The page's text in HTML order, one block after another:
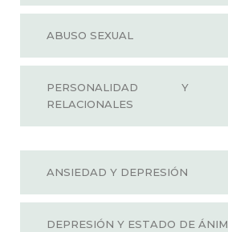
ABUSO SEXUAL
PERSONALIDAD Y
RELACIONALES
ANSIEDAD Y DEPRESIÓN
DEPRESIÓN Y ESTADO DE